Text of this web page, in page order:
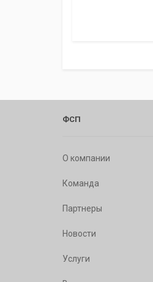
ФСП
О компании
Команда
Партнеры
Новости
Услуги